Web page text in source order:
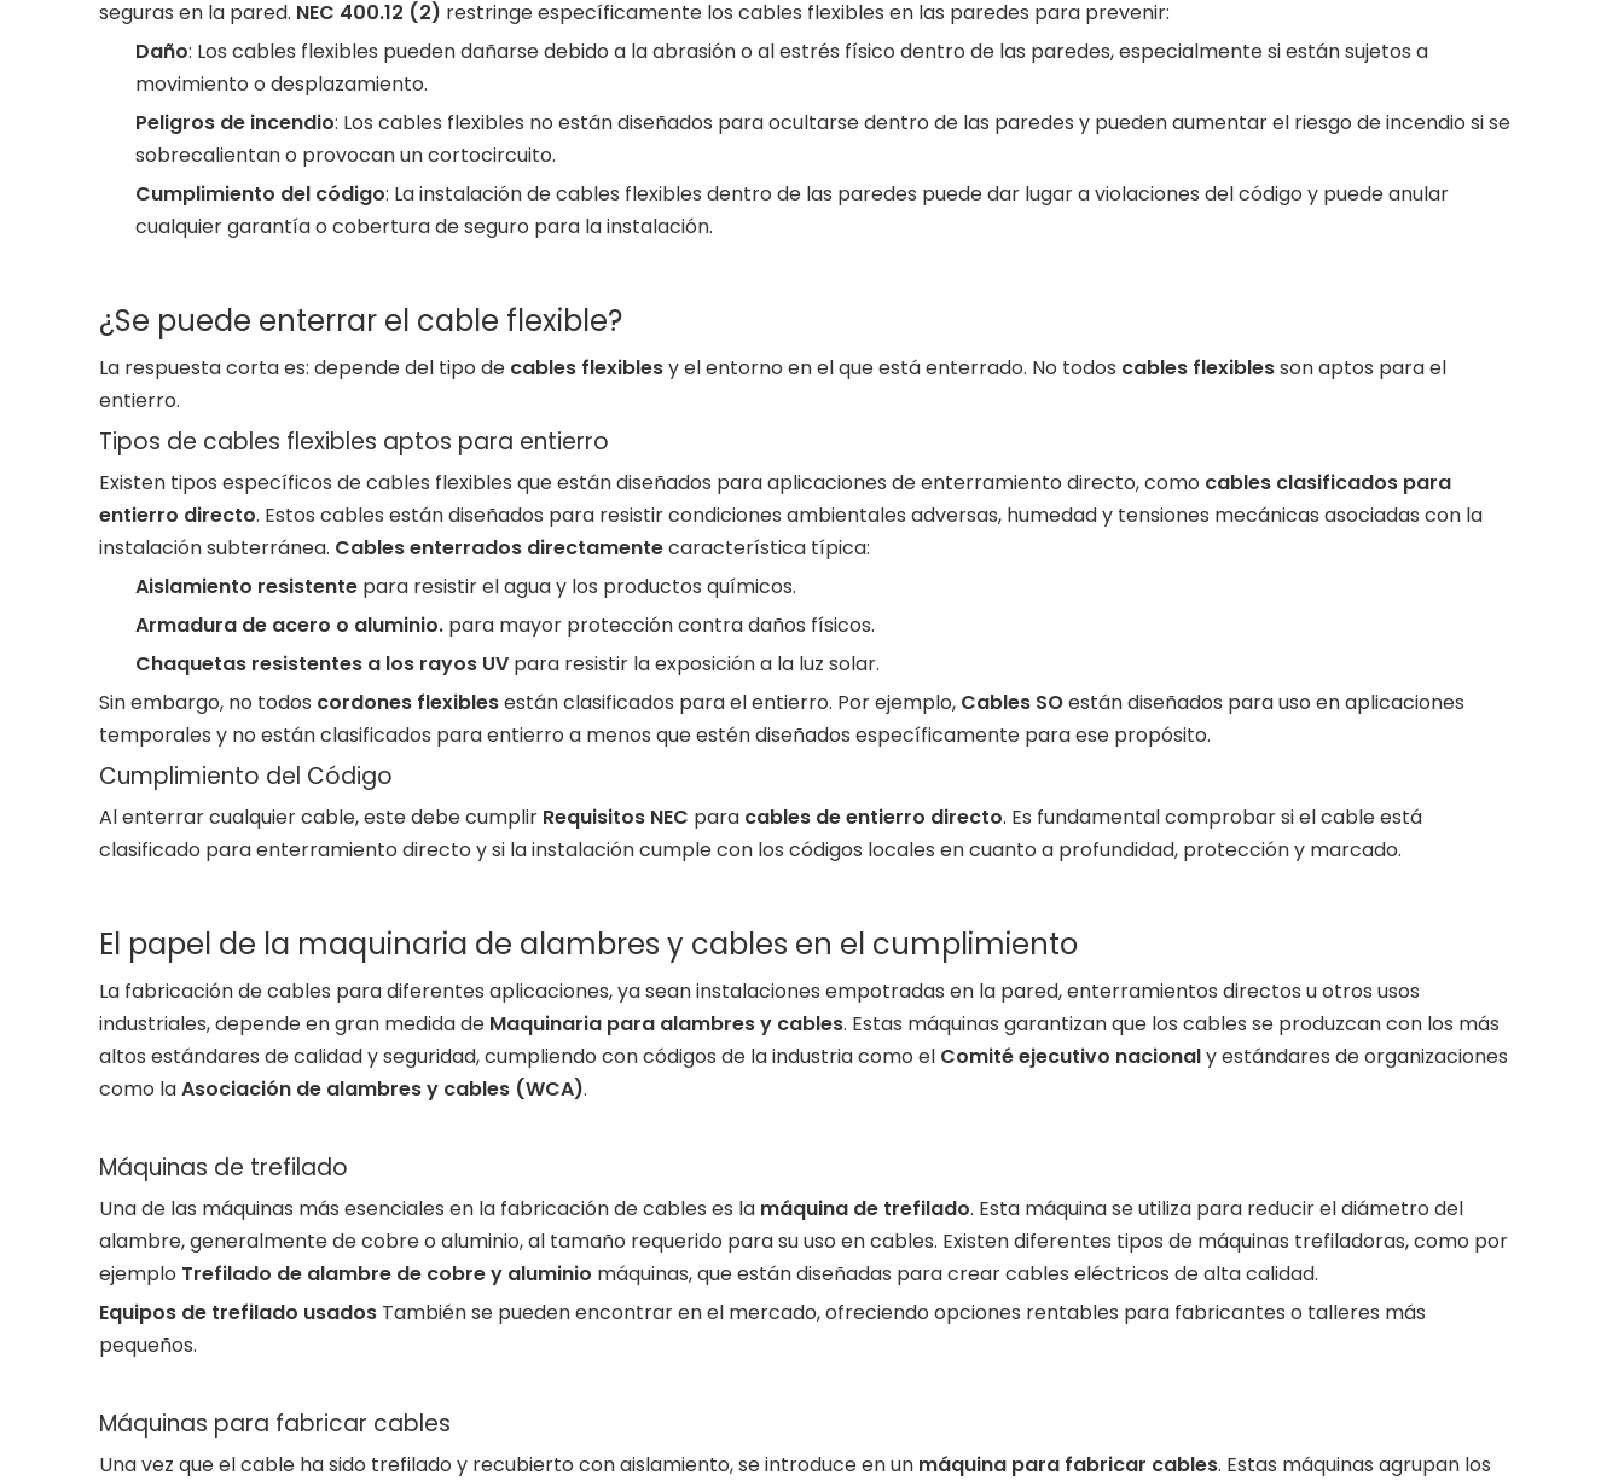
seguras en la pared. NEC 400.12 (2) restringe específicamente los cables flexibles en las paredes para prevenir:
Daño: Los cables flexibles pueden dañarse debido a la abrasión o al estrés físico dentro de las paredes, especialmente si están sujetos a
movimiento o desplazamiento.
Peligros de incendio: Los cables flexibles no están diseñados para ocultarse dentro de las paredes y pueden aumentar el riesgo de incendio si se
sobrecalientan o provocan un cortocircuito.
Cumplimiento del código: La instalación de cables flexibles dentro de las paredes puede dar lugar a violaciones del código y puede anular
cualquier garantía o cobertura de seguro para la instalación.
¿Se puede enterrar el cable flexible?
La respuesta corta es: depende del tipo de cables flexiblesy el entorno en el que está enterrado. No todos cables flexiblesson aptos para el
entierro.
Tipos de cables flexibles aptos para entierro
Existen tipos específicos de cables flexibles que están diseñados para aplicaciones de enterramiento directo, como cables clasificados para
entierro directo. Estos cables están diseñados para resistir condiciones ambientales adversas, humedad y tensiones mecánicas asociadas con la
instalación subterránea. Cables enterrados directamentecaracterística típica:
Aislamiento resistente para resistir el agua y los productos químicos.
Armadura de acero o aluminio. para mayor protección contra daños físicos.
Chaquetas resistentes a los rayos UV para resistir la exposición a la luz solar.
Sin embargo, no todos cordones flexiblesestán clasificados para el entierro. Por ejemplo, Cables SOestán diseñados para uso en aplicaciones
temporales y no están clasificados para entierro a menos que estén diseñados específicamente para ese propósito.
Cumplimiento del Código
Al enterrar cualquier cable, este debe cumplir Requisitos NEC para cables de entierro directo. Es fundamental comprobar si el cable está
clasificado para enterramiento directo y si la instalación cumple con los códigos locales en cuanto a profundidad, protección y marcado.
El papel de la maquinaria de alambres y cables en el cumplimiento
La fabricación de cables para diferentes aplicaciones, ya sean instalaciones empotradas en la pared, enterramientos directos u otros usos
industriales, depende en gran medida de Maquinaria para alambres y cables. Estas máquinas garantizan que los cables se produzcan con los más
altos estándares de calidad y seguridad, cumpliendo con códigos de la industria como el Comité ejecutivo nacionaly estándares de organizaciones
como laAsociación de alambres y cables (WCA).
Máquinas de trefilado
Una de las máquinas más esenciales en la fabricación de cables es la máquina de trefilado. Esta máquina se utiliza para reducir el diámetro del
alambre, generalmente de cobre o aluminio, al tamaño requerido para su uso en cables. Existen diferentes tipos de máquinas trefiladoras, como por
ejemplo Trefilado de alambre de cobre y aluminio máquinas, que están diseñadas para crear cables eléctricos de alta calidad.
Equipos de trefilado usados También se pueden encontrar en el mercado, ofreciendo opciones rentables para fabricantes o talleres más
pequeños.
Máquinas para fabricar cables
Una vez que el cable ha sido trefilado y recubierto con aislamiento, se introduce en un máquina para fabricar cables. Estas máquinas agrupan los